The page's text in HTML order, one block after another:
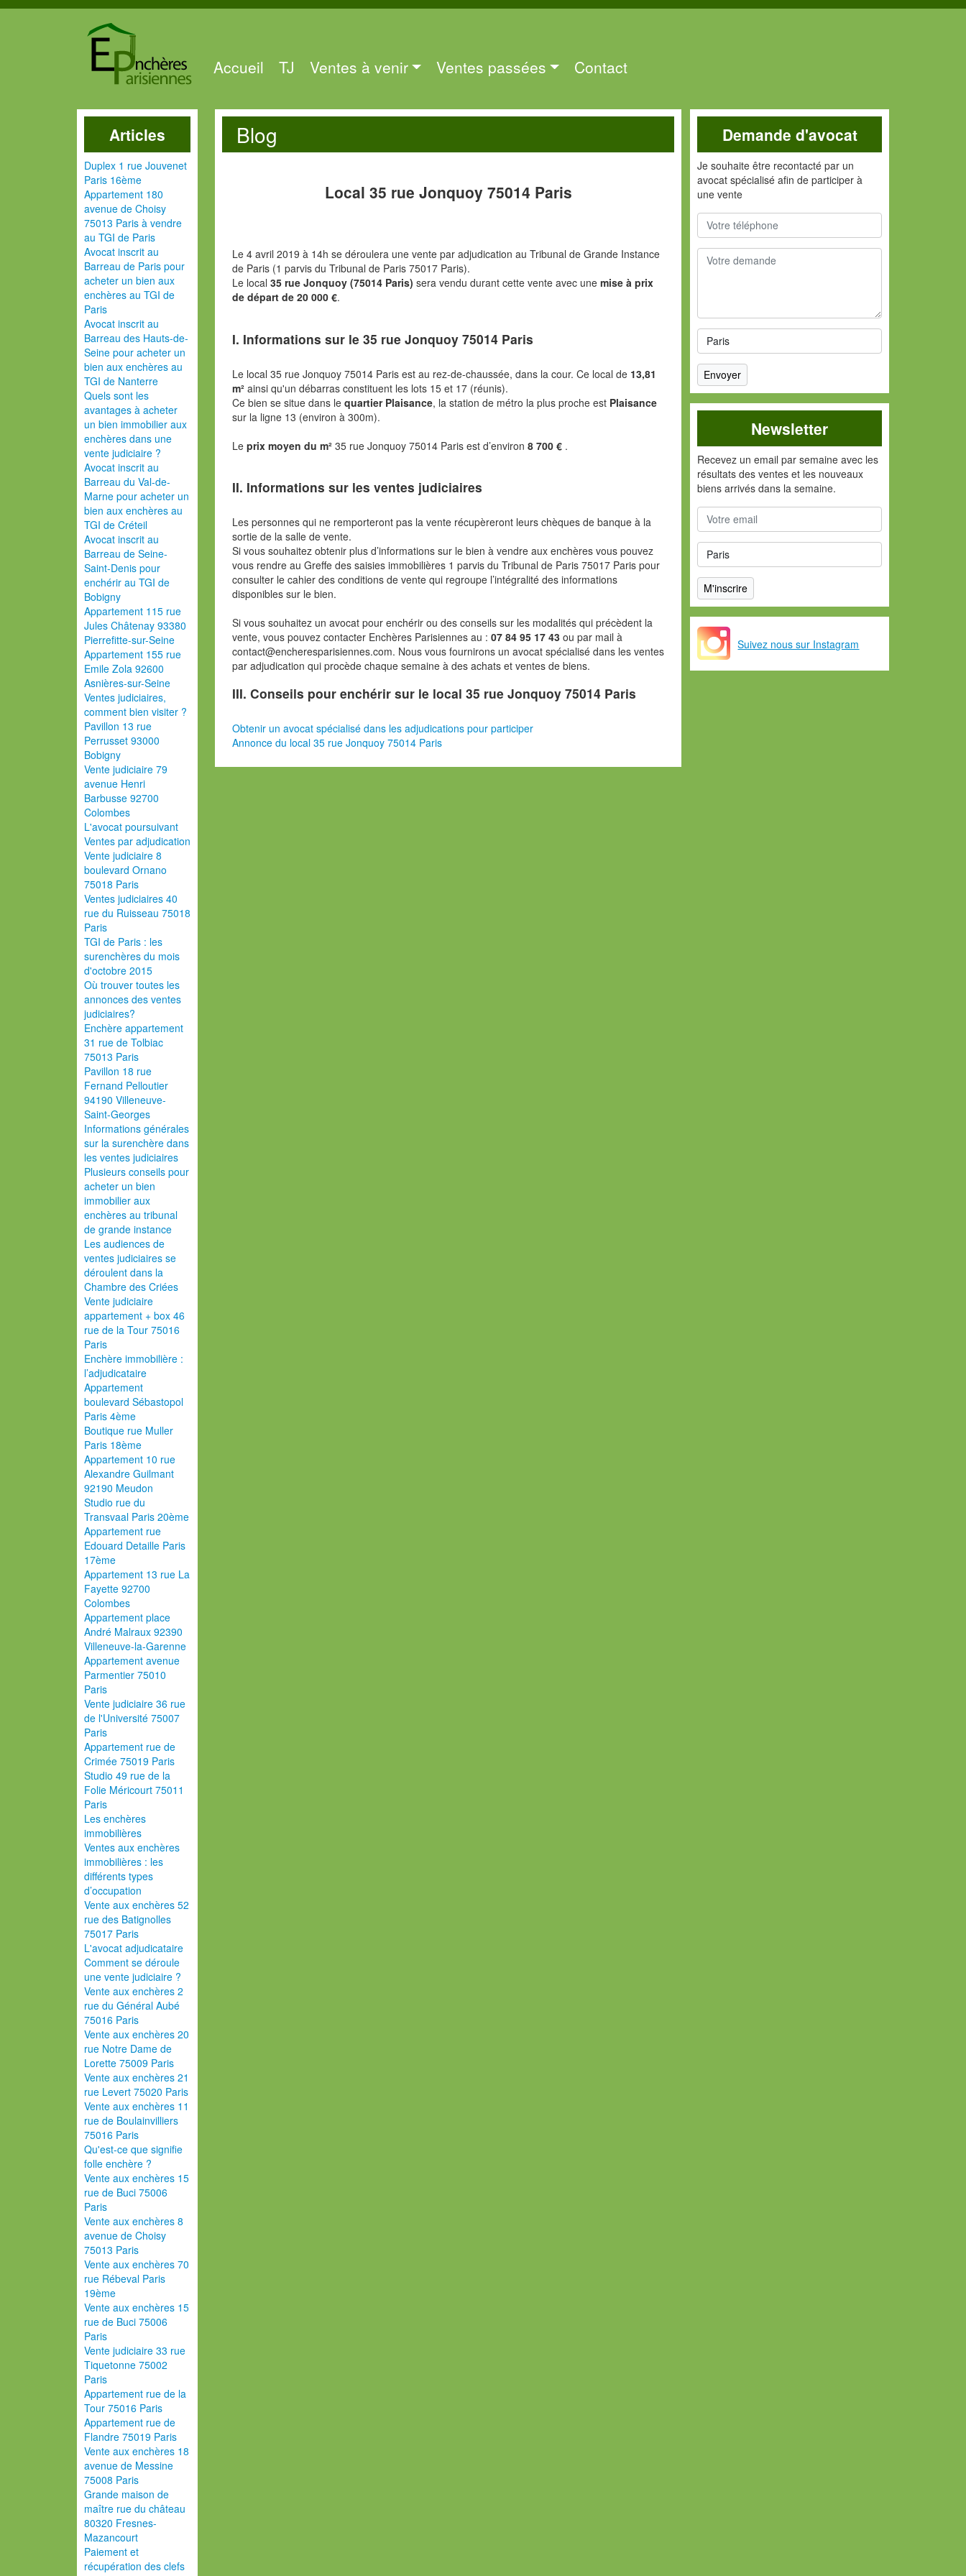
Accueil TJ Ventes à venir Ventes passées Contact
Articles
Duplex 1 rue Jouvenet
Paris 16ème
Appartement 180
avenue de Choisy
75013 Paris à vendre
au TGI de Paris
Avocat inscrit au
Barreau de Paris pour
acheter un bien aux
enchères au TGI de
Paris
Avocat inscrit au
Barreau des Hauts-de-
Seine pour acheter un
bien aux enchères au
TGI de Nanterre
Quels sont les
avantages à acheter
un bien immobilier aux
enchères dans une
vente judiciaire ?
Avocat inscrit au
Barreau du Val-de-
Marne pour acheter un
bien aux enchères au
TGI de Créteil
Avocat inscrit au
Barreau de Seine-
Saint-Denis pour
enchérir au TGI de
Bobigny
Appartement 115 rue
Jules Châtenay 93380
Pierrefitte-sur-Seine
Appartement 155 rue
Emile Zola 92600
Asnières-sur-Seine
Ventes judiciaires,
comment bien visiter ?
Pavillon 13 rue
Perrusset 93000
Bobigny
Vente judiciaire 79
avenue Henri
Barbusse 92700
Colombes
L'avocat poursuivant
Ventes par adjudication
Vente judiciaire 8
boulevard Ornano
75018 Paris
Ventes judiciaires 40
rue du Ruisseau 75018
Paris
TGI de Paris : les
surenchères du mois
d'octobre 2015
Où trouver toutes les
annonces des ventes
judiciaires?
Enchère appartement
31 rue de Tolbiac
75013 Paris
Pavillon 18 rue
Fernand Pelloutier
94190 Villeneuve-
Saint-Georges
Informations générales
sur la surenchère dans
les ventes judiciaires
Plusieurs conseils pour
acheter un bien
immobilier aux
enchères au tribunal
de grande instance
Les audiences de
ventes judiciaires se
déroulent dans la
Chambre des Criées
Vente judiciaire
appartement + box 46
rue de la Tour 75016
Paris
Enchère immobilière :
l’adjudicataire
Appartement
boulevard Sébastopol
Paris 4ème
Boutique rue Muller
Paris 18ème
Appartement 10 rue
Alexandre Guilmant
92190 Meudon
Studio rue du
Transvaal Paris 20ème
Appartement rue
Edouard Detaille Paris
17ème
Appartement 13 rue La
Fayette 92700
Colombes
Appartement place
André Malraux 92390
Villeneuve-la-Garenne
Appartement avenue
Parmentier 75010
Paris
Vente judiciaire 36 rue
de l'Université 75007
Paris
Appartement rue de
Crimée 75019 Paris
Studio 49 rue de la
Folie Méricourt 75011
Paris
Les enchères
immobilières
Ventes aux enchères
immobilières : les
différents types
d’occupation
Vente aux enchères 52
rue des Batignolles
75017 Paris
L'avocat adjudicataire
Comment se déroule
une vente judiciaire ?
Vente aux enchères 2
rue du Général Aubé
75016 Paris
Vente aux enchères 20
rue Notre Dame de
Lorette 75009 Paris
Vente aux enchères 21
rue Levert 75020 Paris
Vente aux enchères 11
rue de Boulainvilliers
75016 Paris
Qu'est-ce que signifie
folle enchère ?
Vente aux enchères 15
rue de Buci 75006
Paris
Vente aux enchères 8
avenue de Choisy
75013 Paris
Vente aux enchères 70
rue Rébeval Paris
19ème
Vente aux enchères 15
rue de Buci 75006
Paris
Vente judiciaire 33 rue
Tiquetonne 75002
Paris
Appartement rue de la
Tour 75016 Paris
Appartement rue de
Flandre 75019 Paris
Vente aux enchères 18
avenue de Messine
75008 Paris
Grande maison de
maître rue du château
80320 Fresnes-
Mazancourt
Paiement et
récupération des clefs
Blog
Local 35 rue Jonquoy 75014 Paris
Le 4 avril 2019 à 14h se déroulera une vente par adjudication au Tribunal de Grande Instance
de Paris (1 parvis du Tribunal de Paris 75017 Paris).
Le local35 rue Jonquoy (75014 Paris)sera vendu durant cette vente avec unemise à prix
de départ de 20 000 €.
I. Informations sur le35 rue Jonquoy 75014 Paris
Le local 35 rue Jonquoy 75014 Paris est au rez-de-chaussée, dans la cour. Ce local de 13,81
m² ainsi qu'un débarras constituent les lots 15 et 17 (réunis).
Ce bien se situe dans lequartier Plaisance, la station de métro la plus proche est Plaisance
sur la ligne 13 (environ à 300m).
Leprix moyen du m²35 rue Jonquoy 75014 Paris est d’environ8 700 € .
II. Informations sur les ventes judiciaires
Les personnes qui ne remporteront pas la vente récupèreront leurs chèques de banque à la
sortie de la salle de vente.
Si vous souhaitez obtenir plus d’informations sur le bien à vendre aux enchères vous pouvez
vous rendre au Greffe des saisies immobilières 1 parvis du Tribunal de Paris 75017 Paris pour
consulter le cahier des conditions de vente qui regroupe l’intégralité des informations
disponibles sur le bien.
Si vous souhaitez un avocat pour enchérir ou des conseils sur les modalités qui précèdent la
vente, vous pouvez contacter Enchères Parisiennes au :07 84 95 17 43ou par mail à
contact@encheresparisiennes.com. Nous vous fournirons un avocat spécialisé dans les ventes
par adjudication qui procède chaque semaine à des achats et ventes de biens.
III. Conseils pour enchérir sur le local 35 rue Jonquoy 75014 Paris
Obtenir un avocat spécialisé dans les adjudications pour participer
Annonce du local 35 rue Jonquoy 75014 Paris
Demande d'avocat
Je souhaite être recontacté par un
avocat spécialisé afin de participer à
une vente
Newsletter
Recevez un email par semaine avec les
résultats des ventes et les nouveaux
biens arrivés dans la semaine.
Suivez nous sur Instagram